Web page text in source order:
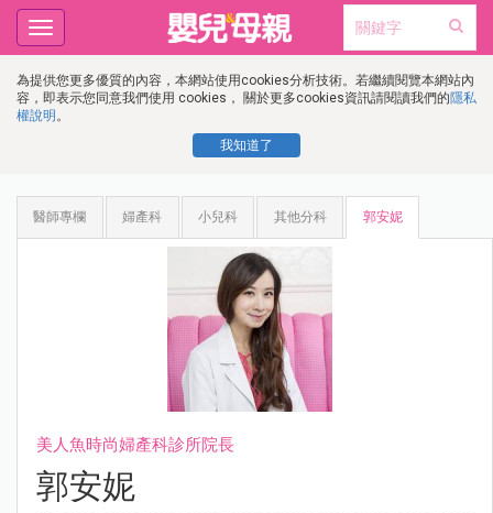
為提供您更多優質的內容，本網站使用cookies分析技術。若繼續閱覽本網站內
容，即表示您同意我們使用 cookies， 關於更多cookies資訊請閱讀我們的隱私
權說明 。
我知道了
Toggle
navigation
醫師專欄 婦產科 小兒科 其他分科 郭安妮
美人魚時尚婦產科診所院長
郭安妮